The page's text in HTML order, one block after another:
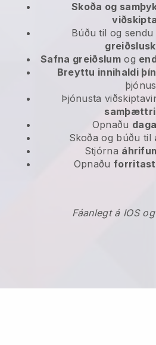
Skoða og
Búðu til og sendu
Safna greiðslumog
Breyttu innihaldi
Þjónusta
samþættri
Opnaðu
Skoða og búðu til
Stjórna
Opnaðu
Fáanlegt á IOS